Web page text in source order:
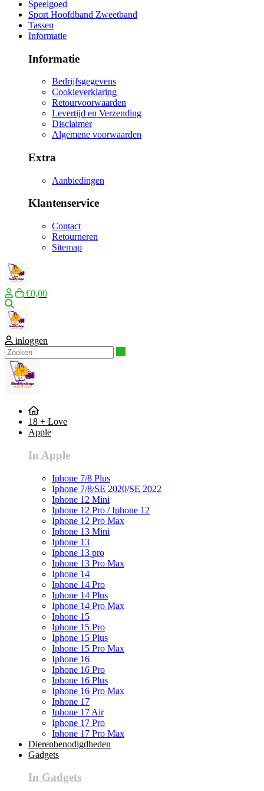
Speelgoed
Sport Hoofdband Zweetband
Tassen
Informatie
Informatie
Bedrijfsgegevens
Cookieverklaring
Retourvoorwaarden
Levertijd en Verzending
Disclaimer
Algemene voorwaarden
Extra
Aanbiedingen
Klantenservice
Contact
Retourneren
Sitemap
€0,00
inloggen
18 + Love
Apple
In Apple
Iphone 7/8 Plus
Iphone 7/8/SE 2020/SE 2022
Iphone 12 Mini
Iphone 12 Pro / Iphone 12
Iphone 12 Pro Max
Iphone 13 Mini
Iphone 13
Iphone 13 pro
Iphone 13 Pro Max
Iphone 14
Iphone 14 Pro
Iphone 14 Plus
Iphone 14 Pro Max
Iphone 15
Iphone 15 Pro
Iphone 15 Plus
Iphone 15 Pro Max
Iphone 16
Iphone 16 Pro
Iphone 16 Plus
Iphone 16 Pro Max
Iphone 17
Iphone 17 Air
Iphone 17 Pro
Iphone 17 Pro Max
Dierenbenodigdheden
Gadgets
In Gadgets